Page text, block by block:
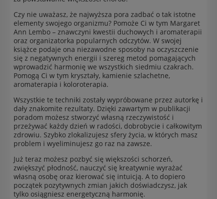
Czy nie uważasz, że najwyższa pora zadbać o tak istotne
elementy swojego organizmu? Pomoże Ci w tym Margaret
Ann Lembo – znawczyni kwestii duchowych i aromaterapii
oraz organizatorka popularnych odczytów. W swojej
książce podaje ona niezawodne sposoby na oczyszczenie
się z negatywnych energii i szereg metod pomagających
wprowadzić harmonię we wszystkich siedmiu czakrach.
Pomogą Ci w tym kryształy, kamienie szlachetne,
aromaterapia i koloroterapia.
Wszystkie te techniki zostały wypróbowane przez autorkę i
dały znakomite rezultaty. Dzięki zawartym w publikacji
poradom możesz stworzyć własną rzeczywistość i
przeżywać każdy dzień w radości, dobrobycie i całkowitym
zdrowiu. Szybko zlokalizujesz sfery życia, w których masz
problem i wyeliminujesz go raz na zawsze.
Już teraz możesz pozbyć się większości schorzeń,
zwiększyć płodność, nauczyć się kreatywnie wyrażać
własną osobę oraz kierować się intuicją. A to dopiero
początek pozytywnych zmian jakich doświadczysz, jak
tylko osiągniesz energetyczną harmonię.